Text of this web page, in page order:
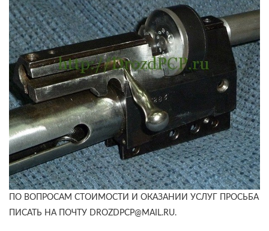
ПО ВОПРОСАМ СТОИМОСТИ И ОКАЗАНИИ УСЛУГ ПРОСЬБА
ПИСАТЬ НА ПОЧТУ DROZDPCP@MAIL.RU.